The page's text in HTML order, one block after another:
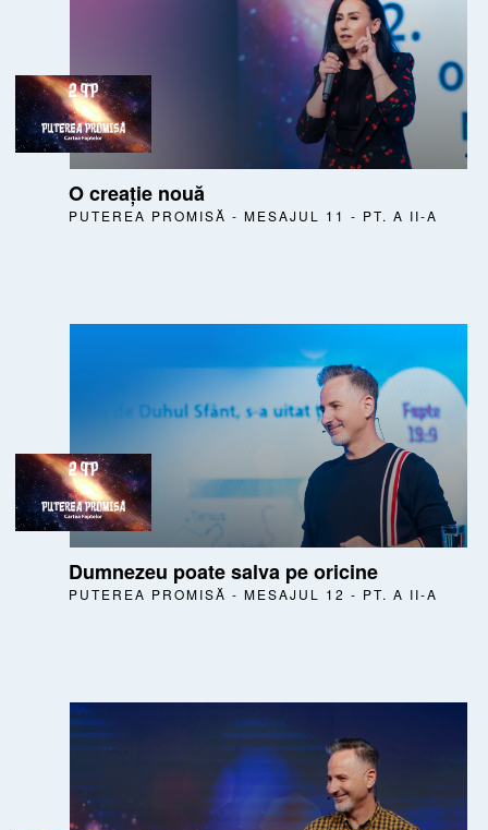
O creație nouă
PUTEREA PROMISĂ - MESAJUL 11 - PT. A II-A
Dumnezeu poate salva pe oricine
PUTEREA PROMISĂ - MESAJUL 12 - PT. A II-A